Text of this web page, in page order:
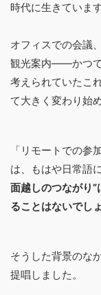
時代に生きています
オフィスでの会議
観光案内――かつて
考えられていたこ
て大きく変わり始
「リモートでの参
は、もはや日常語
面越しのつながり
ることはないでし
そうした背景のなか
提唱しました。